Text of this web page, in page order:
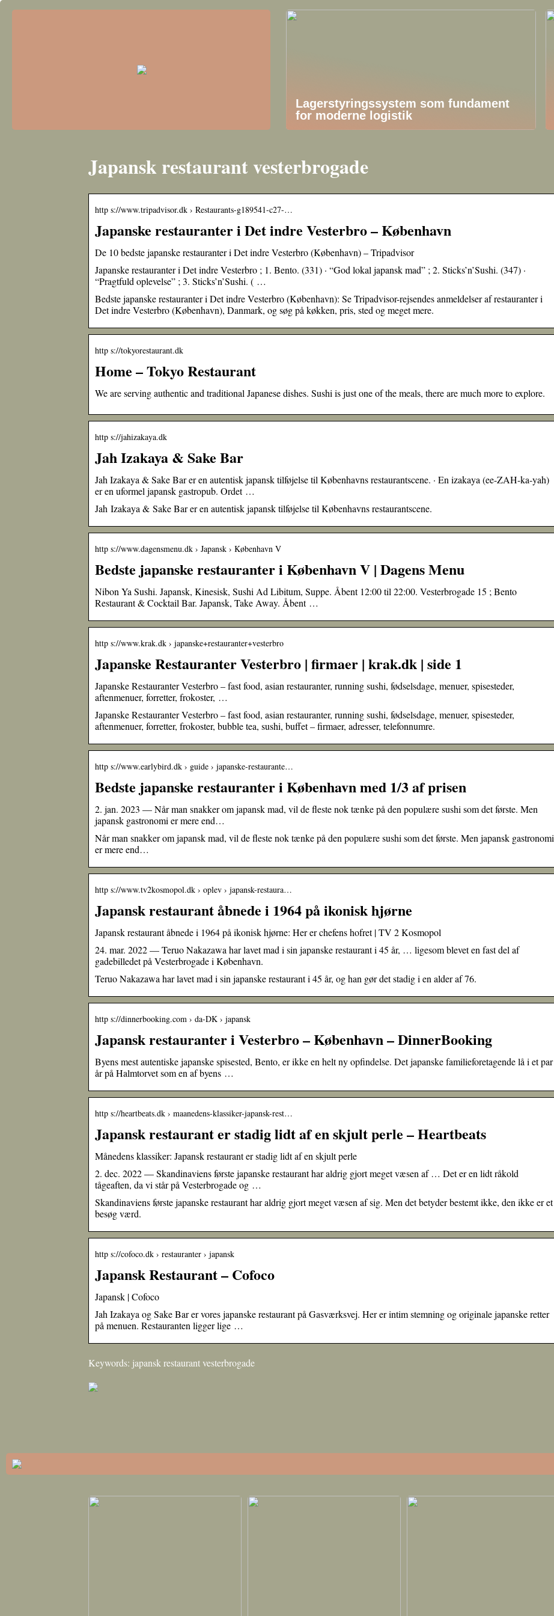
Lagerstyringssystem som fundament
for moderne logistik
Japansk restaurant vesterbrogade
http s://www.tripadvisor.dk › Restaurants-g189541-c27-…
Japanske restauranter i Det indre Vesterbro – København
De 10 bedste japanske restauranter i Det indre Vesterbro (København) – Tripadvisor
Japanske restauranter i Det indre Vesterbro‎ ; 1. Bento. (331) · “God lokal japansk mad” ; 2. Sticks’n’Sushi. (347) ·
“Pragtfuld oplevelse” ; 3. Sticks’n’Sushi. ( …
Bedste japanske restauranter i Det indre Vesterbro (København): Se Tripadvisor-rejsendes anmeldelser af restauranter i
Det indre Vesterbro (København), Danmark, og søg på køkken, pris, sted og meget mere.
http s://tokyorestaurant.dk
Home – Tokyo Restaurant
We are serving authentic and traditional Japanese dishes. Sushi is just one of the meals, there are much more to explore.
http s://jahizakaya.dk
Jah Izakaya & Sake Bar
Jah Izakaya & Sake Bar er en autentisk japansk tilføjelse til Københavns restaurantscene. · En izakaya (ee-ZAH-ka-yah)
er en uformel japansk gastropub. Ordet …
Jah Izakaya & Sake Bar er en autentisk japansk tilføjelse til Københavns restaurantscene.
http s://www.dagensmenu.dk › Japansk › København V
Bedste japanske restauranter i København V | Dagens Menu
Nibon Ya Sushi. Japansk, Kinesisk, Sushi Ad Libitum, Suppe. Åbent 12:00 til 22:00. Vesterbrogade 15 ; Bento
Restaurant & Cocktail Bar. Japansk, Take Away. Åbent …
http s://www.krak.dk › japanske+restauranter+vesterbro
Japanske Restauranter Vesterbro | firmaer | krak.dk | side 1
Japanske Restauranter Vesterbro – fast food, asian restauranter, running sushi, fødselsdage, menuer, spisesteder,
aftenmenuer, forretter, frokoster, …
Japanske Restauranter Vesterbro – fast food, asian restauranter, running sushi, fødselsdage, menuer, spisesteder,
aftenmenuer, forretter, frokoster, bubble tea, sushi, buffet – firmaer, adresser, telefonnumre.
http s://www.earlybird.dk › guide › japanske-restaurante…
Bedste japanske restauranter i København med 1/3 af prisen
2. jan. 2023 — Når man snakker om japansk mad, vil de fleste nok tænke på den populære sushi som det første. Men
japansk gastronomi er mere end…
Når man snakker om japansk mad, vil de fleste nok tænke på den populære sushi som det første. Men japansk gastronomi
er mere end…
http s://www.tv2kosmopol.dk › oplev › japansk-restaura…
Japansk restaurant åbnede i 1964 på ikonisk hjørne
Japansk restaurant åbnede i 1964 på ikonisk hjørne: Her er chefens hofret | TV 2 Kosmopol
24. mar. 2022 — Teruo Nakazawa har lavet mad i sin japanske restaurant i 45 år, … ligesom blevet en fast del af
gadebilledet på Vesterbrogade i København.
Teruo Nakazawa har lavet mad i sin japanske restaurant i 45 år, og han gør det stadig i en alder af 76.
http s://dinnerbooking.com › da-DK › japansk
Japansk restauranter i Vesterbro – København – DinnerBooking
Byens mest autentiske japanske spisested, Bento, er ikke en helt ny opfindelse. Det japanske familieforetagende lå i et par
år på Halmtorvet som en af byens …
http s://heartbeats.dk › maanedens-klassiker-japansk-rest…
Japansk restaurant er stadig lidt af en skjult perle – Heartbeats
Månedens klassiker: Japansk restaurant er stadig lidt af en skjult perle
2. dec. 2022 — Skandinaviens første japanske restaurant har aldrig gjort meget væsen af … Det er en lidt råkold
tågeaften, da vi står på Vesterbrogade og …
Skandinaviens første japanske restaurant har aldrig gjort meget væsen af sig. Men det betyder bestemt ikke, den ikke er et
besøg værd.
http s://cofoco.dk › restauranter › japansk
Japansk Restaurant – Cofoco
Japansk | Cofoco
Jah Izakaya og Sake Bar er vores japanske restaurant på Gasværksvej. Her er intim stemning og originale japanske retter
på menuen. Restauranten ligger lige …
Keywords: japansk restaurant vesterbrogade